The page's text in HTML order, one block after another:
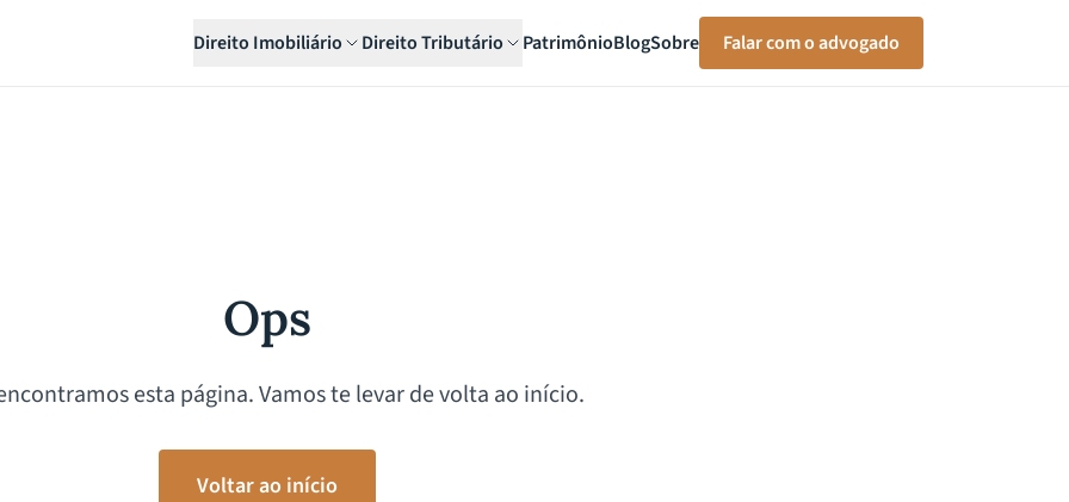
Direito Imobiliário Direito Tributário PatrimônioBlogSobre Falar com o advogado
Ops
esta página. Vamos te levar de volta ao início.
Voltar ao início